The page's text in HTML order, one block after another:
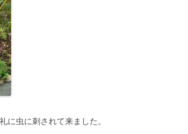
に虫に刺されて来ました。